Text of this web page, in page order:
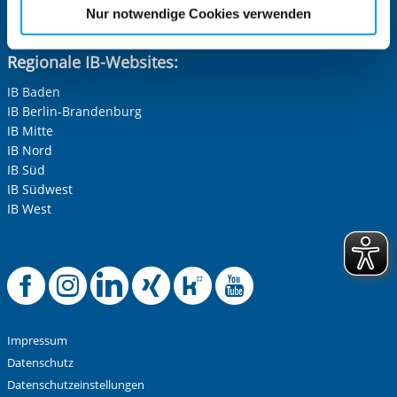
Cookies, die erforderlich zur Bereitstellung der von Ihnen
aufgerufenen und somit gewünschten Website-
Funktionen sind. Diese Cookies setzen wir aufgrund
berechtigter Interessen und daher unabhängig von einer
Einwilligung.
Nur notwendige Cookies verwenden
Delta-Netz Transfer: Förderketten zur Grundbildung schaffen
Regionale IB-Websites:
IB Baden
IB Berlin-Brandenburg
IB Mitte
IB Nord
IB Süd
IB Südwest
IB West
Offizielle
Offizielle
Offizielle
Offizielle
Offizielle
Impressum
Datenschutz
Datenschutzeinstellungen